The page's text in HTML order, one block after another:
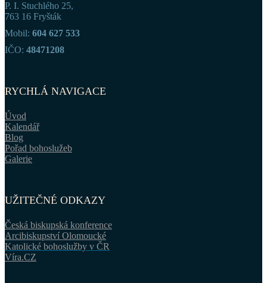
P. I. Stuchlého 25,
763 16 Fryšták
Mobil: 604 627 533
IČO: 48471208
RYCHLÁ NAVIGACE
Úvod
Kalendář
Blog
Pořad bohoslužeb
Galerie
UŽITEČNÉ ODKAZY
Česká biskupská konference
Arcibiskupství Olomoucké
Katolické bohoslužby v ČR
Víra.CZ